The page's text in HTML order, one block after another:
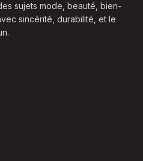
sujets mode, beauté, bien-
sincérité, durabilité, et le